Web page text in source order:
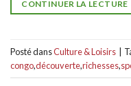
CONTINUER LA LECTURE
Posté dansCulture & Loisirs |
congo,découverte,richesses,